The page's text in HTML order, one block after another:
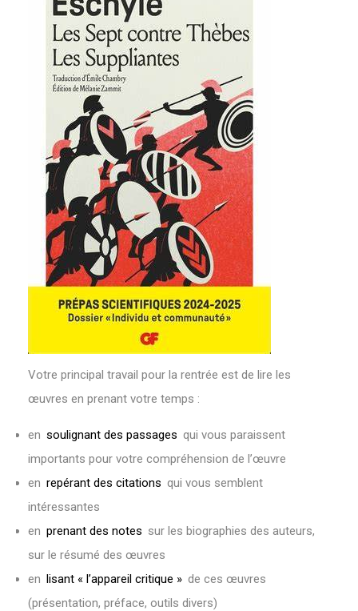
Votre principal travail pour la rentrée est de lire les
œuvres en prenant votre temps :
en soulignant des passages qui vous paraissent
importants pour votre compréhension de l’œuvre
en repérant des citations qui vous semblent
intéressantes
en prenant des notes sur les biographies des auteurs,
sur le résumé des œuvres
en lisant « l’appareil critique » de ces œuvres
(présentation, préface, outils divers)